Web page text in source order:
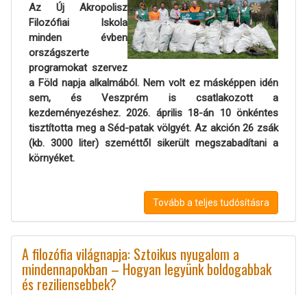
Az Új Akropolisz
Filozófiai Iskola
minden évben
országszerte
programokat szervez
a Föld napja alkalmából. Nem volt ez másképpen idén
sem, és Veszprém is csatlakozott a
kezdeményezéshez. 2026. április 18-án 10 önkéntes
tisztította meg a Séd-patak völgyét. Az akción 26 zsák
(kb. 3000 liter) szeméttől sikerült megszabadítani a
környéket.
Tovább a teljes tudósításra
A filozófia világnapja: Sztoikus nyugalom a
mindennapokban – Hogyan legyünk boldogabbak
és reziliensebbek?